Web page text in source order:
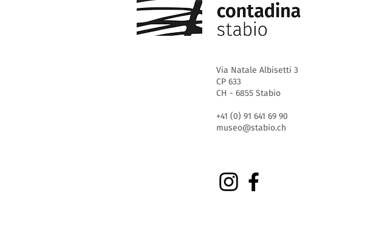
Via Natale Albisetti 3
CP 633
CH - 6855 Stabio
+41 (0) 91 641 69 90
museo@stabio.ch